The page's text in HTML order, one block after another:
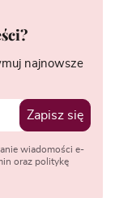
najnowsze
Zapisz się
wiadomości e-
oraz politykę